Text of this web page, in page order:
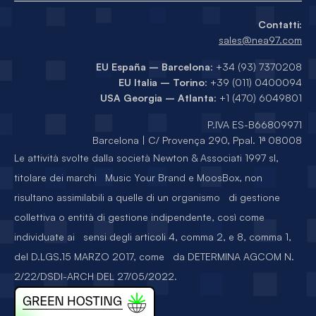
Le attività svolte dalla società Newton & Associati 1997 sl,
titolare dei marchi Music Your Brand e MoosBox, non
risultano assimilabili a quelle di un organismo di gestione
collettiva o entità di gestione indipendente, così come
individuate ai sensi degli articoli 4, comma 2, e 8, comma 1,
del D.LGS.15 MARZO 2017, come da DETERMINA AGCOM N.
2/22/DSDI-ARCH DEL 27/05/2022.
Contatti:
sales@nea97.com
EU España – Barcelona: +34 (93) 7370208
EU Italia – Torino: +39 (011) 0400094
USA Georgia – Atlanta: +1 (470) 6049801
P.IVA ES-B66809971
Barcelona | C/ Provença 290, Ppal. 1ª 08008